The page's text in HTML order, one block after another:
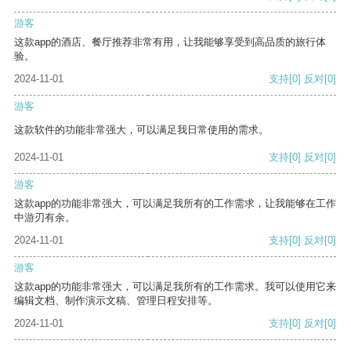
游客
这款app的酒店、餐厅推荐非常有用，让我能够享受到高品质的旅行体
验。
2024-11-01
支持[0] 反对[0]
游客
这款软件的功能非常强大，可以满足我日常使用的需求。
2024-11-01 支持[0] 反对[0]
游客
这款app的功能非常强大，可以满足我所有的工作需求，让我能够在工作
中游刃有余。
2024-11-01
支持[0] 反对[0]
游客
这款app的功能非常强大，可以满足我所有的工作需求。我可以使用它来
编辑文档、制作演示文稿、管理日程安排等。
2024-11-01
支持[0] 反对[0]